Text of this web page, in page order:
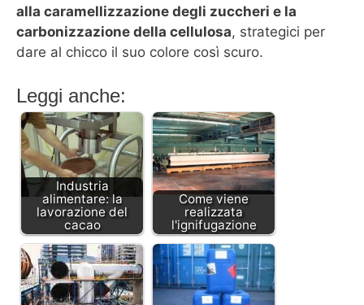
alla caramellizzazione degli zuccheri e la
carbonizzazione della cellulosa, strategici per
dare al chicco il suo colore così scuro.
Leggi anche:
Industria
alimentare: la
lavorazione del
cacao
Come viene
realizzata
l'ignifugazione